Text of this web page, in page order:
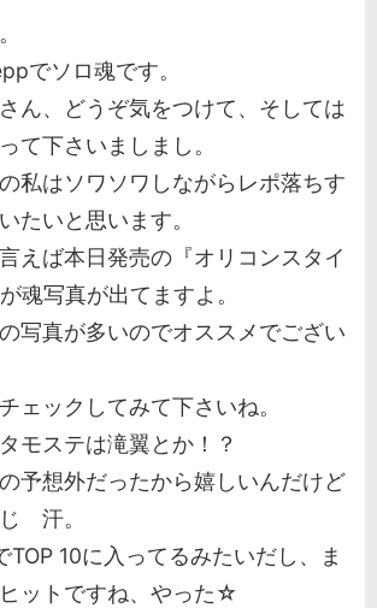
でソロ魂です。
ん、どうぞ気をつけて、そしては
て下さいましまし。
私はソワソワしながらレポ落ちす
たいと思います。
えば本日発売の『オリコンスタイ
魂写真が出てますよ。
写真が多いのでオススメでござい
ェックしてみて下さいね。
モステは滝翼とか！？
予想外だったから嬉しいんだけど
汗。
TOP 10に入ってるみたいだし、ま
ットですね、やった☆